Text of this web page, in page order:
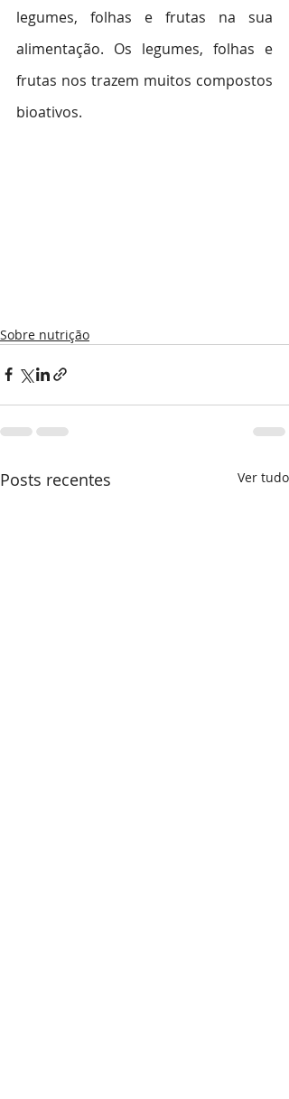
legumes, folhas e frutas na sua
alimentação. Os legumes, folhas e
frutas nos trazem muitos compostos
bioativos.
Sobre nutrição
Posts recentes Ver tudo